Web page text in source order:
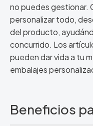
no puedes gestionar.
personalizar todo,
del producto,
concurrido. Los
pueden dar vida a tu
embalajes
Beneficios